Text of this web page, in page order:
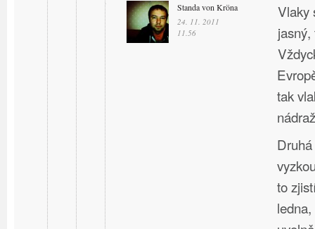
Standa von Kröna
24. 11. 2011
11.56
Vlaky
tak
to